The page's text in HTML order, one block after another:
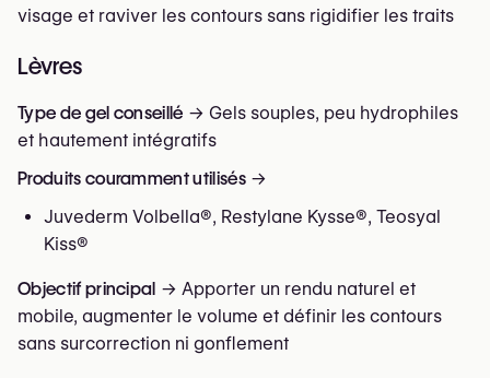
visage et raviver les contours sans rigidifier les traits
Lèvres
Type de gel conseillé → Gels souples, peu hydrophiles
et hautement intégratifs
Produits couramment utilisés→
Juvederm Volbella®, Restylane Kysse®, Teosyal
Kiss®
Objectif principal → Apporter un rendu naturel et
mobile, augmenter le volume et définir les contours
sans surcorrection ni gonflement